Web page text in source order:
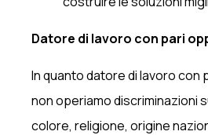
Datore di lavoro con pari
In quanto datore di lavoro con
non operiamo discriminazioni
colore, religione, origine